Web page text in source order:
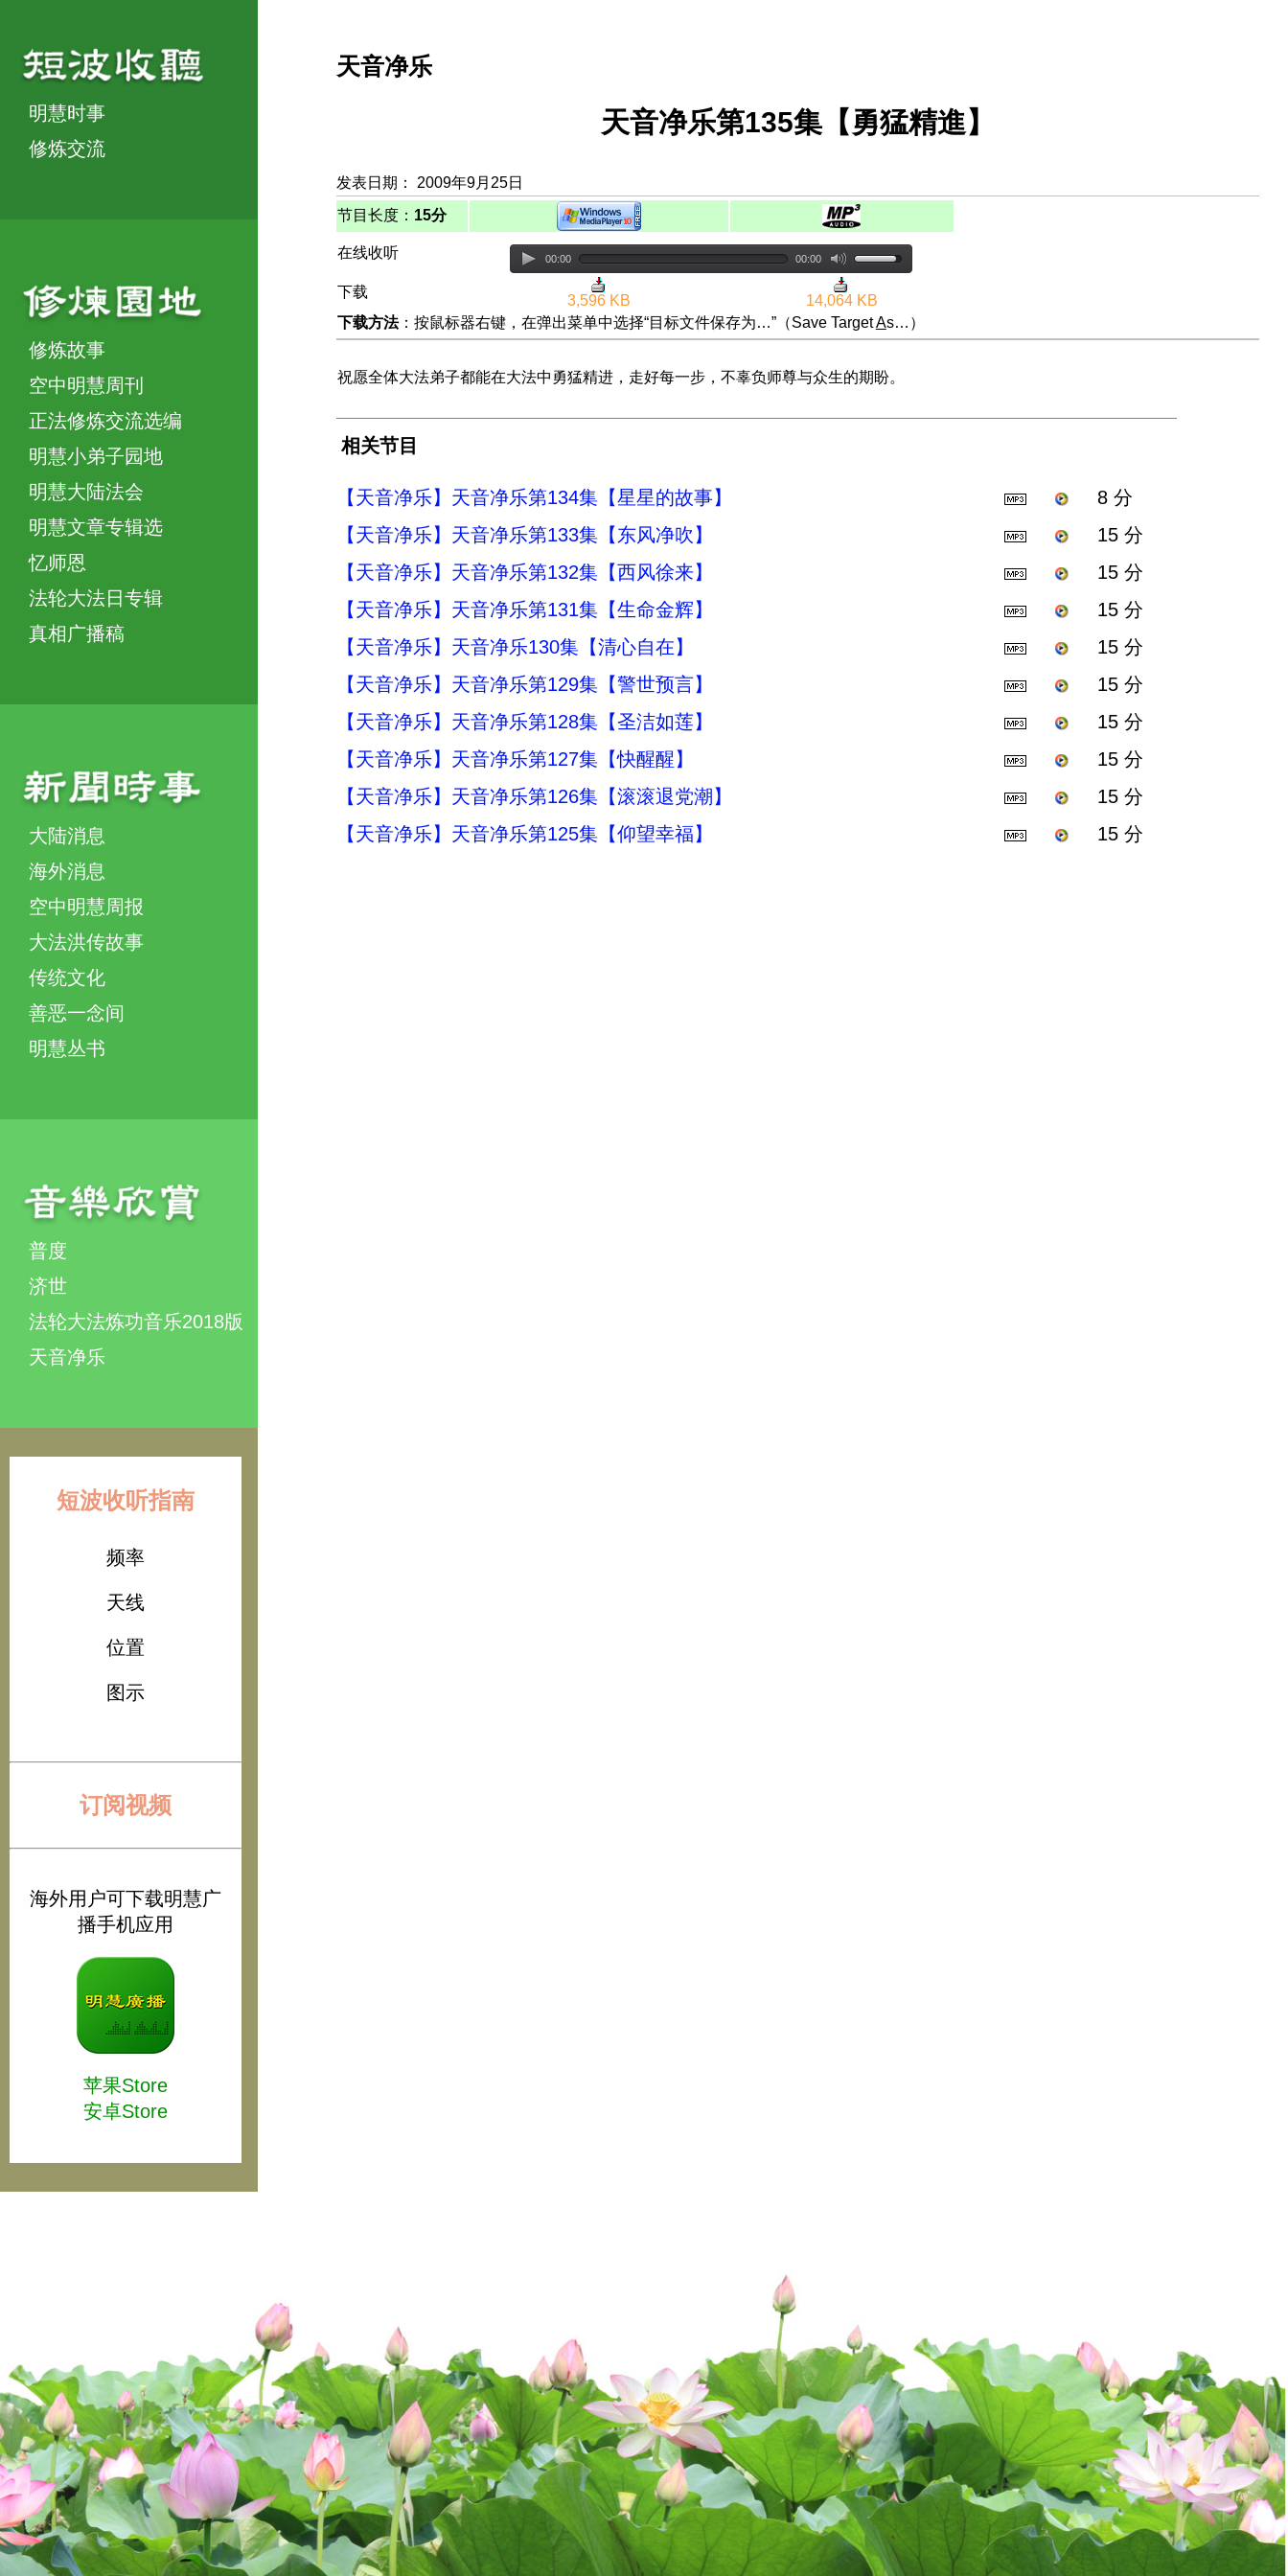
明慧时事
修炼交流
修炼故事
空中明慧周刊
正法修炼交流选编
明慧小弟子园地
明慧大陆法会
明慧文章专辑选
忆师恩
法轮大法日专辑
真相广播稿
大陆消息
海外消息
空中明慧周报
大法洪传故事
传统文化
善恶一念间
明慧丛书
普度
济世
法轮大法炼功音乐2018版
天音净乐
短波收听指南
频率
天线
位置
图示
订阅视频
海外用户可下载明慧广
播手机应用
苹果Store
安卓Store
天音净乐
天音净乐第135集【勇猛精進】
发表日期： 2009年9月25日
节目长度： 15分
在线收听 00:00 00:00
下载
3,596 KB
14,064 KB
下载方法：按鼠标器右键，在弹出菜单中选择“目标文件保存为…”（Save TargetAs…）
祝愿全体大法弟子都能在大法中勇猛精进，走好每一步，不辜负师尊与众生的期盼。
相关节目
【天音净乐】天音净乐第134集【星星的故事】
8 分
【天音净乐】天音净乐第133集【东风净吹】
15 分
【天音净乐】天音净乐第132集【西风徐来】
15 分
【天音净乐】天音净乐第131集【生命金辉】
15 分
【天音净乐】天音净乐130集【清心自在】
15 分
【天音净乐】天音净乐第129集【警世预言】
15 分
【天音净乐】天音净乐第128集【圣洁如莲】
15 分
【天音净乐】天音净乐第127集【快醒醒】
15 分
【天音净乐】天音净乐第126集【滚滚退党潮】
15 分
【天音净乐】天音净乐第125集【仰望幸福】
15 分